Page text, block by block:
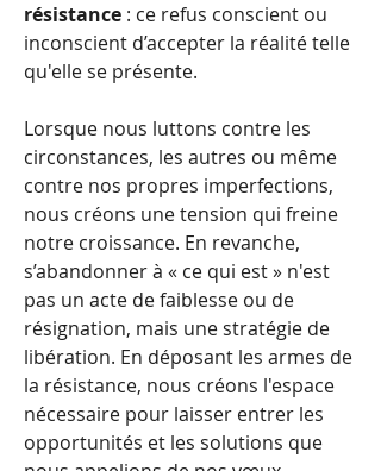
résistance : ce refus conscient ou
inconscient d’accepter la réalité telle
qu'elle se présente.
Lorsque nous luttons contre les
circonstances, les autres ou même
contre nos propres imperfections,
nous créons une tension qui freine
notre croissance. En revanche,
s’abandonner à « ce qui est » n'est
pas un acte de faiblesse ou de
résignation, mais une stratégie de
libération. En déposant les armes de
la résistance, nous créons l'espace
nécessaire pour laisser entrer les
opportunités et les solutions que